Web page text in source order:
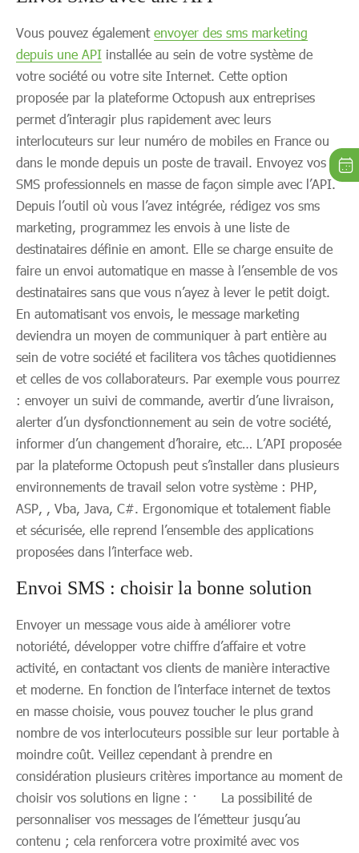
Vous pouvez également envoyer des sms marketing
depuis une API installée au sein de votre système de
votre société ou votre site Internet. Cette option
proposée par la plateforme Octopush aux entreprises
permet d’interagir plus rapidement avec leurs
interlocuteurs sur leur numéro de mobiles en France ou
dans le monde depuis un poste de travail. Envoyez vos
SMS professionnels en masse de façon simple avec l’API.
Depuis l’outil où vous l’avez intégrée, rédigez vos sms
marketing, programmez les envois à une liste de
destinataires définie en amont. Elle se charge ensuite de
faire un envoi automatique en masse à l’ensemble de vos
destinataires sans que vous n’ayez à lever le petit doigt.
En automatisant vos envois, le message marketing
deviendra un moyen de communiquer à part entière au
sein de votre société et facilitera vos tâches quotidiennes
et celles de vos collaborateurs. Par exemple vous pourrez
: envoyer un suivi de commande, avertir d’une livraison,
alerter d’un dysfonctionnement au sein de votre société,
informer d’un changement d’horaire, etc… L’API proposée
par la plateforme Octopush peut s’installer dans plusieurs
environnements de travail selon votre système : PHP,
ASP, , Vba, Java, C#. Ergonomique et totalement fiable
et sécurisée, elle reprend l’ensemble des applications
proposées dans l’interface web.
Envoi SMS : choisir la bonne solution
Envoyer un message vous aide à améliorer votre
notoriété, développer votre chiffre d’affaire et votre
activité, en contactant vos clients de manière interactive
et moderne. En fonction de l’interface internet de textos
en masse choisie, vous pouvez toucher le plus grand
nombre de vos interlocuteurs possible sur leur portable à
moindre coût. Veillez cependant à prendre en
considération plusieurs critères importance au moment de
choisir vos solutions en ligne : · La possibilité de
personnaliser vos messages de l’émetteur jusqu’au
contenu ; cela renforcera votre proximité avec vos